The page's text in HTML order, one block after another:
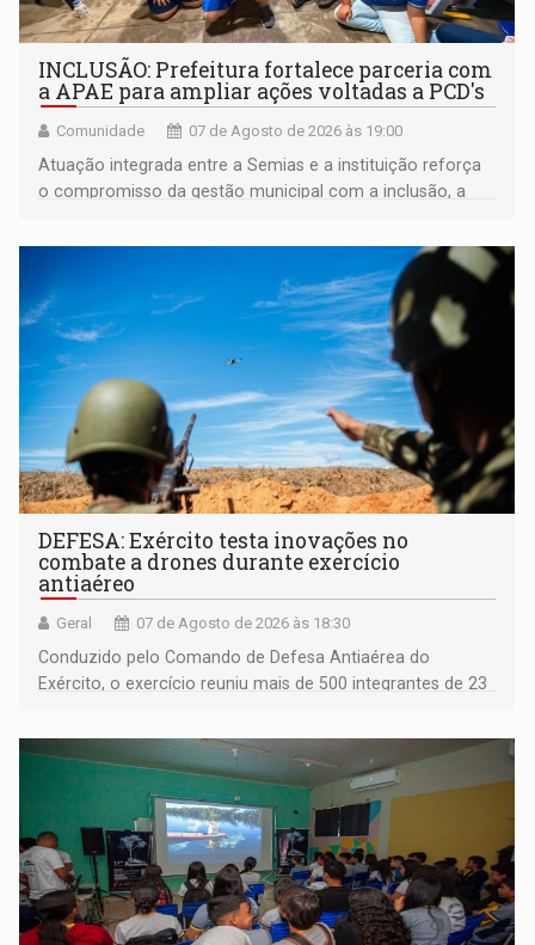
INCLUSÃO: Prefeitura fortalece parceria com
a APAE para ampliar ações voltadas a PCD's
Comunidade 07 de Agosto de 2026 às 19:00
Atuação integrada entre a Semias e a instituição reforça
o compromisso da gestão municipal com a inclusão, a
DEFESA: Exército testa inovações no
combate a drones durante exercício
antiaéreo
Geral 07 de Agosto de 2026 às 18:30
Conduzido pelo Comando de Defesa Antiaérea do
Exército, o exercício reuniu mais de 500 integrantes de 23